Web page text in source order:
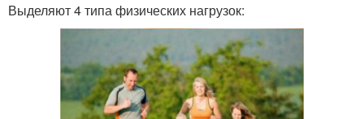
Выделяют 4 типа физических нагрузок: